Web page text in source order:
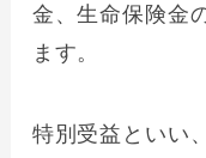
金、生命保険金
ます。
特別受益といい